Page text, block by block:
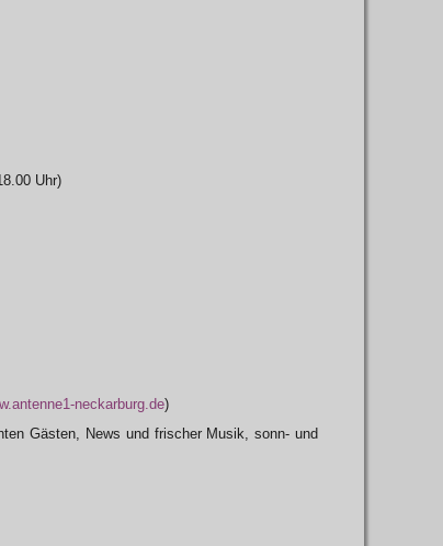
Uhr)
neckarburg.de)
Gästen, News und frischer Musik, sonn- und